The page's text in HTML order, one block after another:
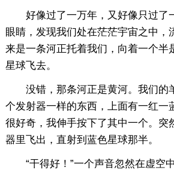
好像过了一万年，又好像只过了
眼睛，发现我们处在茫茫宇宙之中
来是一条河正托着我们，向着一个半
星球飞去。
没错，那条河正是黄河。我们的
个发射器一样的东西，上面有一红一
很好奇，我伸手按下了其中一个。突
器里飞出，直射到蓝色星球那半。
“干得好！”一个声音忽然在虚空中